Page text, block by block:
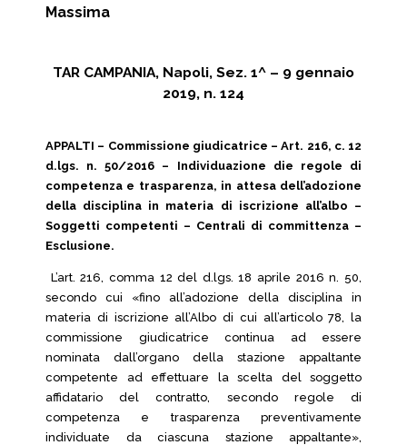
Massima
TAR CAMPANIA, Napoli, Sez. 1^ – 9 gennaio
2019, n. 124
APPALTI – Commissione giudicatrice – Art. 216, c. 12
d.lgs. n. 50/2016 – Individuazione die regole di
competenza e trasparenza, in attesa dell’adozione
della disciplina in materia di iscrizione all’albo –
Soggetti competenti – Centrali di committenza –
Esclusione.
L’art. 216, comma 12 del d.lgs. 18 aprile 2016 n. 50,
secondo cui «fino all’adozione della disciplina in
materia di iscrizione all’Albo di cui all’articolo 78, la
commissione giudicatrice continua ad essere
nominata dall’organo della stazione appaltante
competente ad effettuare la scelta del soggetto
affidatario del contratto, secondo regole di
competenza e trasparenza preventivamente
individuate da ciascuna stazione appaltante»,